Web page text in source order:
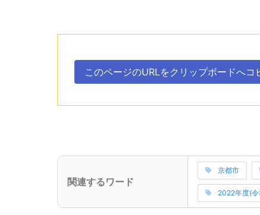
次のコンテンツはこのページのURLを、ク
ボタン、
このページのURLをクリップボードへコ
。
次のコンテンツはこの事業所に関連するワー
(サブタイトル)
関連するワード
京都市
2022年度(
関連ワード